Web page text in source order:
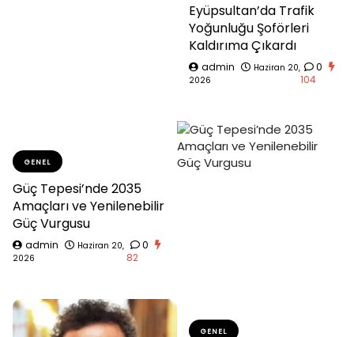
Eyüpsultan’da Trafik
Yoğunluğu Şoförleri
Kaldırıma Çıkardı
admin
Haziran 20,
2026
0
104
GENEL
Güç Tepesi’nde 2035
Amaçları ve Yenilenebilir
Güç Vurgusu
admin
Haziran 20,
2026
0
82
GENEL